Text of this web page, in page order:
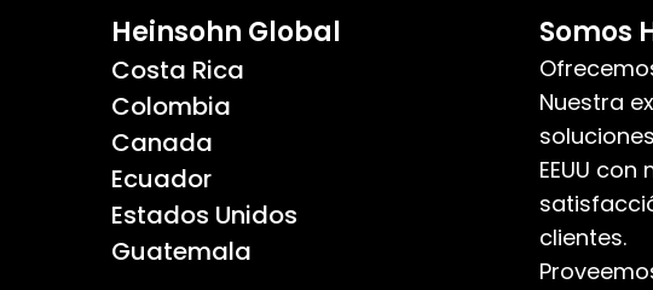
Heinsohn Global
Costa Rica
Colombia
Canada
Ecuador
Estados Unidos
Guatemala
Somos
Nuestra
EEUU
clientes.